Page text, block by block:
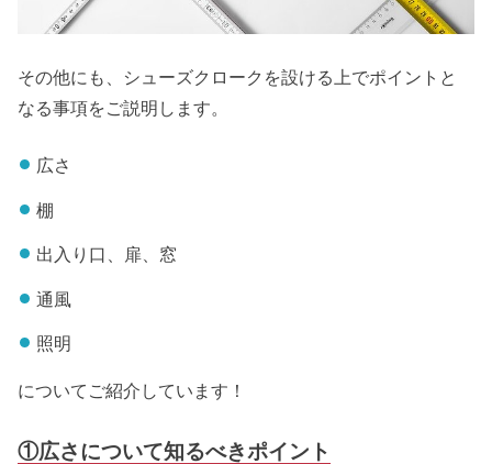
その他にも、シューズクロークを設ける上でポイントと
なる事項をご説明します。
広さ
棚
出入り口、扉、窓
通風
照明
についてご紹介しています！
①広さについて知るべきポイント